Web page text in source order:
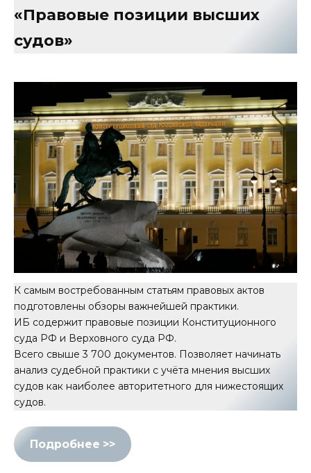
«Правовые позиции высших
судов»
К самым востребованным статьям правовых актов
подготовлены обзоры важнейшей практики.
ИБ содержит правовые позиции Конституционного
суда РФ и Верховного суда РФ.
Всего свыше 3 700 документов. Позволяет начинать
анализ судебной практики с учёта мнения высших
судов как наиболее авторитетного для нижестоящих
судов.
Подробнее >>